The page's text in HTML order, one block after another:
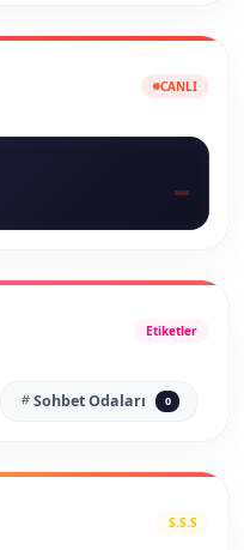
CANLI
Etiketler
Sohbet Odaları 0
S.S.S